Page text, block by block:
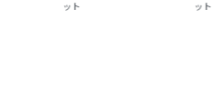
ット
ット